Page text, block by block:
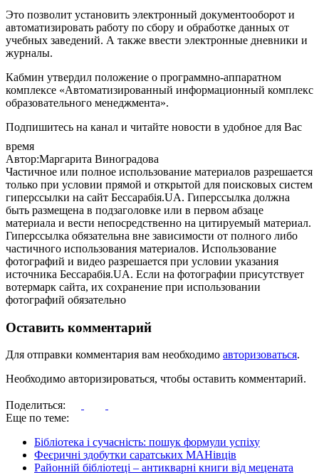
Это позволит установить электронный документооборот и
автоматизировать работу по сбору и обработке данных от
учебных заведений. А также ввести электронные дневники и
журналы.
Кабмин утвердил положение о программно-аппаратном
комплексе «Автоматизированный информационный комплекс
образовательного менеджмента».
Подпишитесь на канал и читайте новости в удобное для Вас
время
Автор:Маргарита Виноградова
Частичное или полное использование материалов разрешается
только при условии прямой и открытой для поисковых систем
гиперссылки на сайт Бессарабія.UA. Гиперссылка должна
быть размещена в подзаголовке или в первом абзаце
материала и вести непосредственно на цитируемый материал.
Гиперссылка обязательна вне зависимости от полного либо
частичного использования материалов. Использование
фотографий и видео разрешается при условии указания
источника Бессарабія.UA. Если на фотографии присутствует
вотермарк сайта, их сохранение при использовании
фотографий обязательно
Оставить комментарий
Для отправки комментария вам необходимо авторизоваться.
Необходимо авторизироваться, чтобы оставить комментарий.
Поделиться:
Еще по теме:
Бібліотека і сучасність: пошук формули успіху
Феєричні здобутки саратських МАНівців
Районній бібліотеці – антикварні книги від мецената